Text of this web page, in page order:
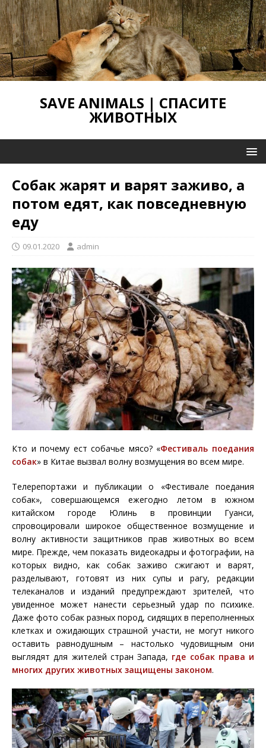
SAVE ANIMALS | СПАСИТЕ
ЖИВОТНЫХ
Собак жарят и варят заживо, а
потом едят, как повседневную
еду
09.01.2020 admin
Кто и почему ест собачье мясо? «Фестиваль поедания
собак» в Китае вызвал волну возмущения во всем мире.
Телерепортажи и публикации о «Фестивале поедания
собак», совершающемся ежегодно летом в южном
китайском городе Юлинь в провинции Гуанси,
спровоцировали широкое общественное возмущение и
волну активности защитников прав животных во всем
мире. Прежде, чем показать видеокадры и фотографии, на
которых видно, как собак заживо сжигают и варят,
разделывают, готовят из них супы и рагу, редакции
телеканалов и изданий предупреждают зрителей, что
увиденное может нанести серьезный удар по психике.
Даже фото собак разных пород, сидящих в переполненных
клетках и ожидающих страшной участи, не могут никого
оставить равнодушным – настолько чудовищным они
выглядят для жителей стран Запада, где собак права и
многих других животных защищены законом.